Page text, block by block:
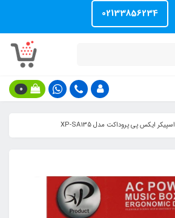
02133856234
0
اسپیکر ایکس پی پروداکت مدل XP-SA135